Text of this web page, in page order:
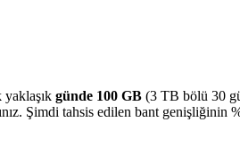
günde 100 GB (3 TB bölü 30
Şimdi tahsis edilen bant